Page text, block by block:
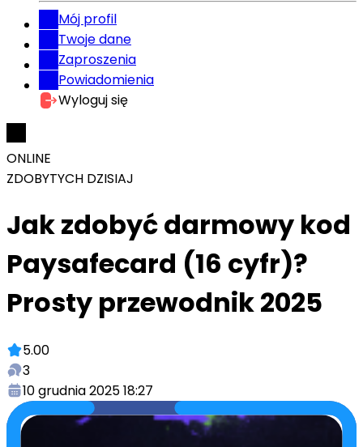
Mój profil
Twoje dane
Zaproszenia
Powiadomienia
Wyloguj się
ONLINE
ZDOBYTYCH DZISIAJ
Jak zdobyć darmowy kod
Paysafecard (16 cyfr)?
Prosty przewodnik 2025
5.00
3
10 grudnia 2025 18:27